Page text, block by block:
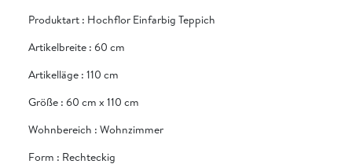
Produktart : Hochflor Einfarbig Teppich
Artikelbreite : 60 cm
Artikelläge : 110 cm
Größe : 60 cm x 110 cm
Wohnbereich : Wohnzimmer
Form : Rechteckig